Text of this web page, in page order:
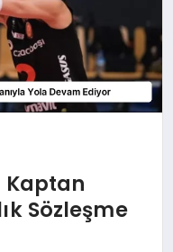
Kaptan
Sözleşme